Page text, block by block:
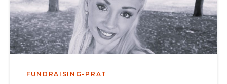
FUNDRAISING-PRAT